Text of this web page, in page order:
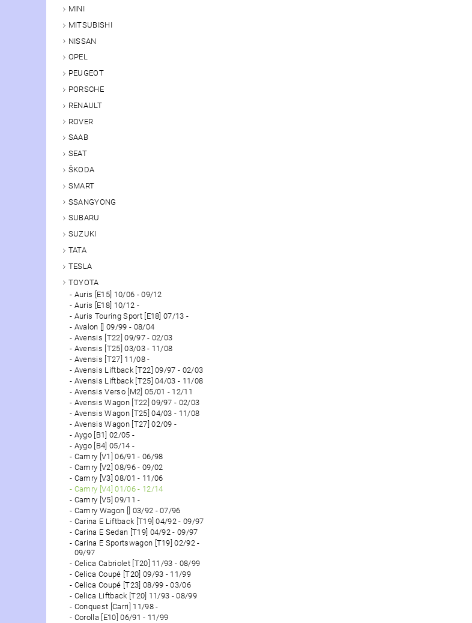
MINI
MITSUBISHI
NISSAN
OPEL
PEUGEOT
PORSCHE
RENAULT
ROVER
SAAB
SEAT
ŠKODA
SMART
SSANGYONG
SUBARU
SUZUKI
TATA
TESLA
TOYOTA
Auris [E15] 10/06 - 09/12
Auris [E18] 10/12 -
Auris Touring Sport [E18] 07/13 -
Avalon [] 09/99 - 08/04
Avensis [T22] 09/97 - 02/03
Avensis [T25] 03/03 - 11/08
Avensis [T27] 11/08 -
Avensis Liftback [T22] 09/97 - 02/03
Avensis Liftback [T25] 04/03 - 11/08
Avensis Verso [M2] 05/01 - 12/11
Avensis Wagon [T22] 09/97 - 02/03
Avensis Wagon [T25] 04/03 - 11/08
Avensis Wagon [T27] 02/09 -
Aygo [B1] 02/05 -
Aygo [B4] 05/14 -
Camry [V1] 06/91 - 06/98
Camry [V2] 08/96 - 09/02
Camry [V3] 08/01 - 11/06
Camry [V4] 01/06 - 12/14
Camry [V5] 09/11 -
Camry Wagon [] 03/92 - 07/96
Carina E Liftback [T19] 04/92 - 09/97
Carina E Sedan [T19] 04/92 - 09/97
Carina E Sportswagon [T19] 02/92 -
09/97
Celica Cabriolet [T20] 11/93 - 08/99
Celica Coupé [T20] 09/93 - 11/99
Celica Coupé [T23] 08/99 - 03/06
Celica Liftback [T20] 11/93 - 08/99
Conquest [Carri] 11/98 -
Corolla [E10] 06/91 - 11/99